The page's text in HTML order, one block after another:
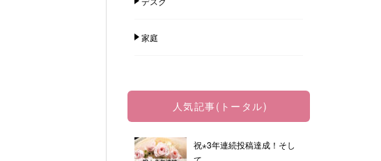
家庭
人気記事(トータル)
祝⋆3年連続投稿達成！そし